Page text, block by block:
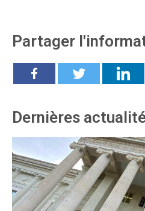
Partager
Dernières